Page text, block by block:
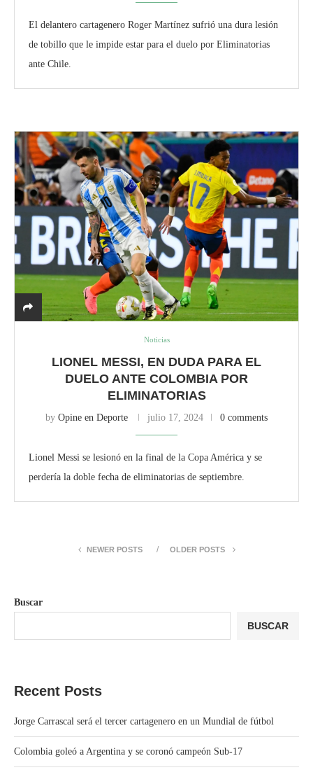
El delantero cartagenero Roger Martínez sufrió una dura lesión
de tobillo que le impide estar para el duelo por Eliminatorias
ante Chile.
Noticias
LIONEL MESSI, EN DUDA PARA EL
DUELO ANTE COLOMBIA POR
ELIMINATORIAS
by Opine en Deporte julio 17, 2024 0 comments
Lionel Messi se lesionó en la final de la Copa América y se
perdería la doble fecha de eliminatorias de septiembre.
NEWER POSTS OLDER POSTS
Buscar
BUSCAR
Recent Posts
Jorge Carrascal será el tercer cartagenero en un Mundial de fútbol
Colombia goleó a Argentina y se coronó campeón Sub-17